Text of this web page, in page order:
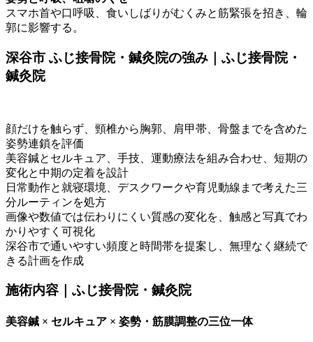
スマホ首や口呼吸、食いしばりがむくみと筋緊張を招き、輪
郭に影響する。
深谷市 ふじ接骨院・鍼灸院の強み｜ふじ接骨院・
鍼灸院
顔だけを触らず、頸椎から胸郭、肩甲帯、骨盤までを含めた
姿勢連鎖を評価
美容鍼とセルキュア、手技、運動療法を組み合わせ、短期の
変化と中期の定着を設計
日常動作と就寝環境、デスクワークや育児動線まで考えた三
分ルーティンを処方
画像や数値では伝わりにくい質感の変化を、触感と写真でわ
かりやすく可視化
深谷市で通いやすい頻度と時間帯を提案し、無理なく継続で
きる計画を作成
施術内容｜ふじ接骨院・鍼灸院
美容鍼 × セルキュア × 姿勢・筋膜調整の三位一体